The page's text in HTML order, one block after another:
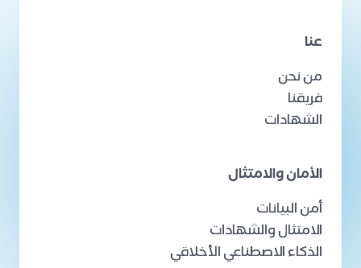
عنا
من نحن
فريقنا
الشهادات
الأمان والامتثال
أمن البيانات
الامتثال والشهادات
الذكاء الاصطناعي الأخلاقي